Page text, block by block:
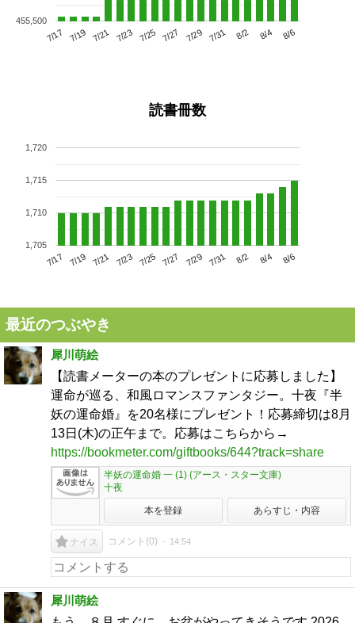
7/17 7/19 7/21 7/23 7/25 7/27 7/29 7/31 8/2 8/4 8/6
455,500
読書冊数
7/17 7/19 7/21 7/23 7/25 7/27 7/29 7/31 8/2 8/4 8/6
1,705
1,710
1,715
1,720
最近のつぶやき
犀川萌絵
【読書メーターの本のプレゼントに応募しました】
運命が巡る、和風ロマンスファンタジー。十夜『半
妖の運命婚』を20名様にプレゼント！応募締切は8月
13日(木)の正午まで。応募はこちらから→
https://bookmeter.com/giftbooks/644?track=share
半妖の運命婚 一 (1) (アース・スター文庫)
十夜
本を登録 あらすじ・内容
ナイス コメント(0) 14:54
犀川萌絵